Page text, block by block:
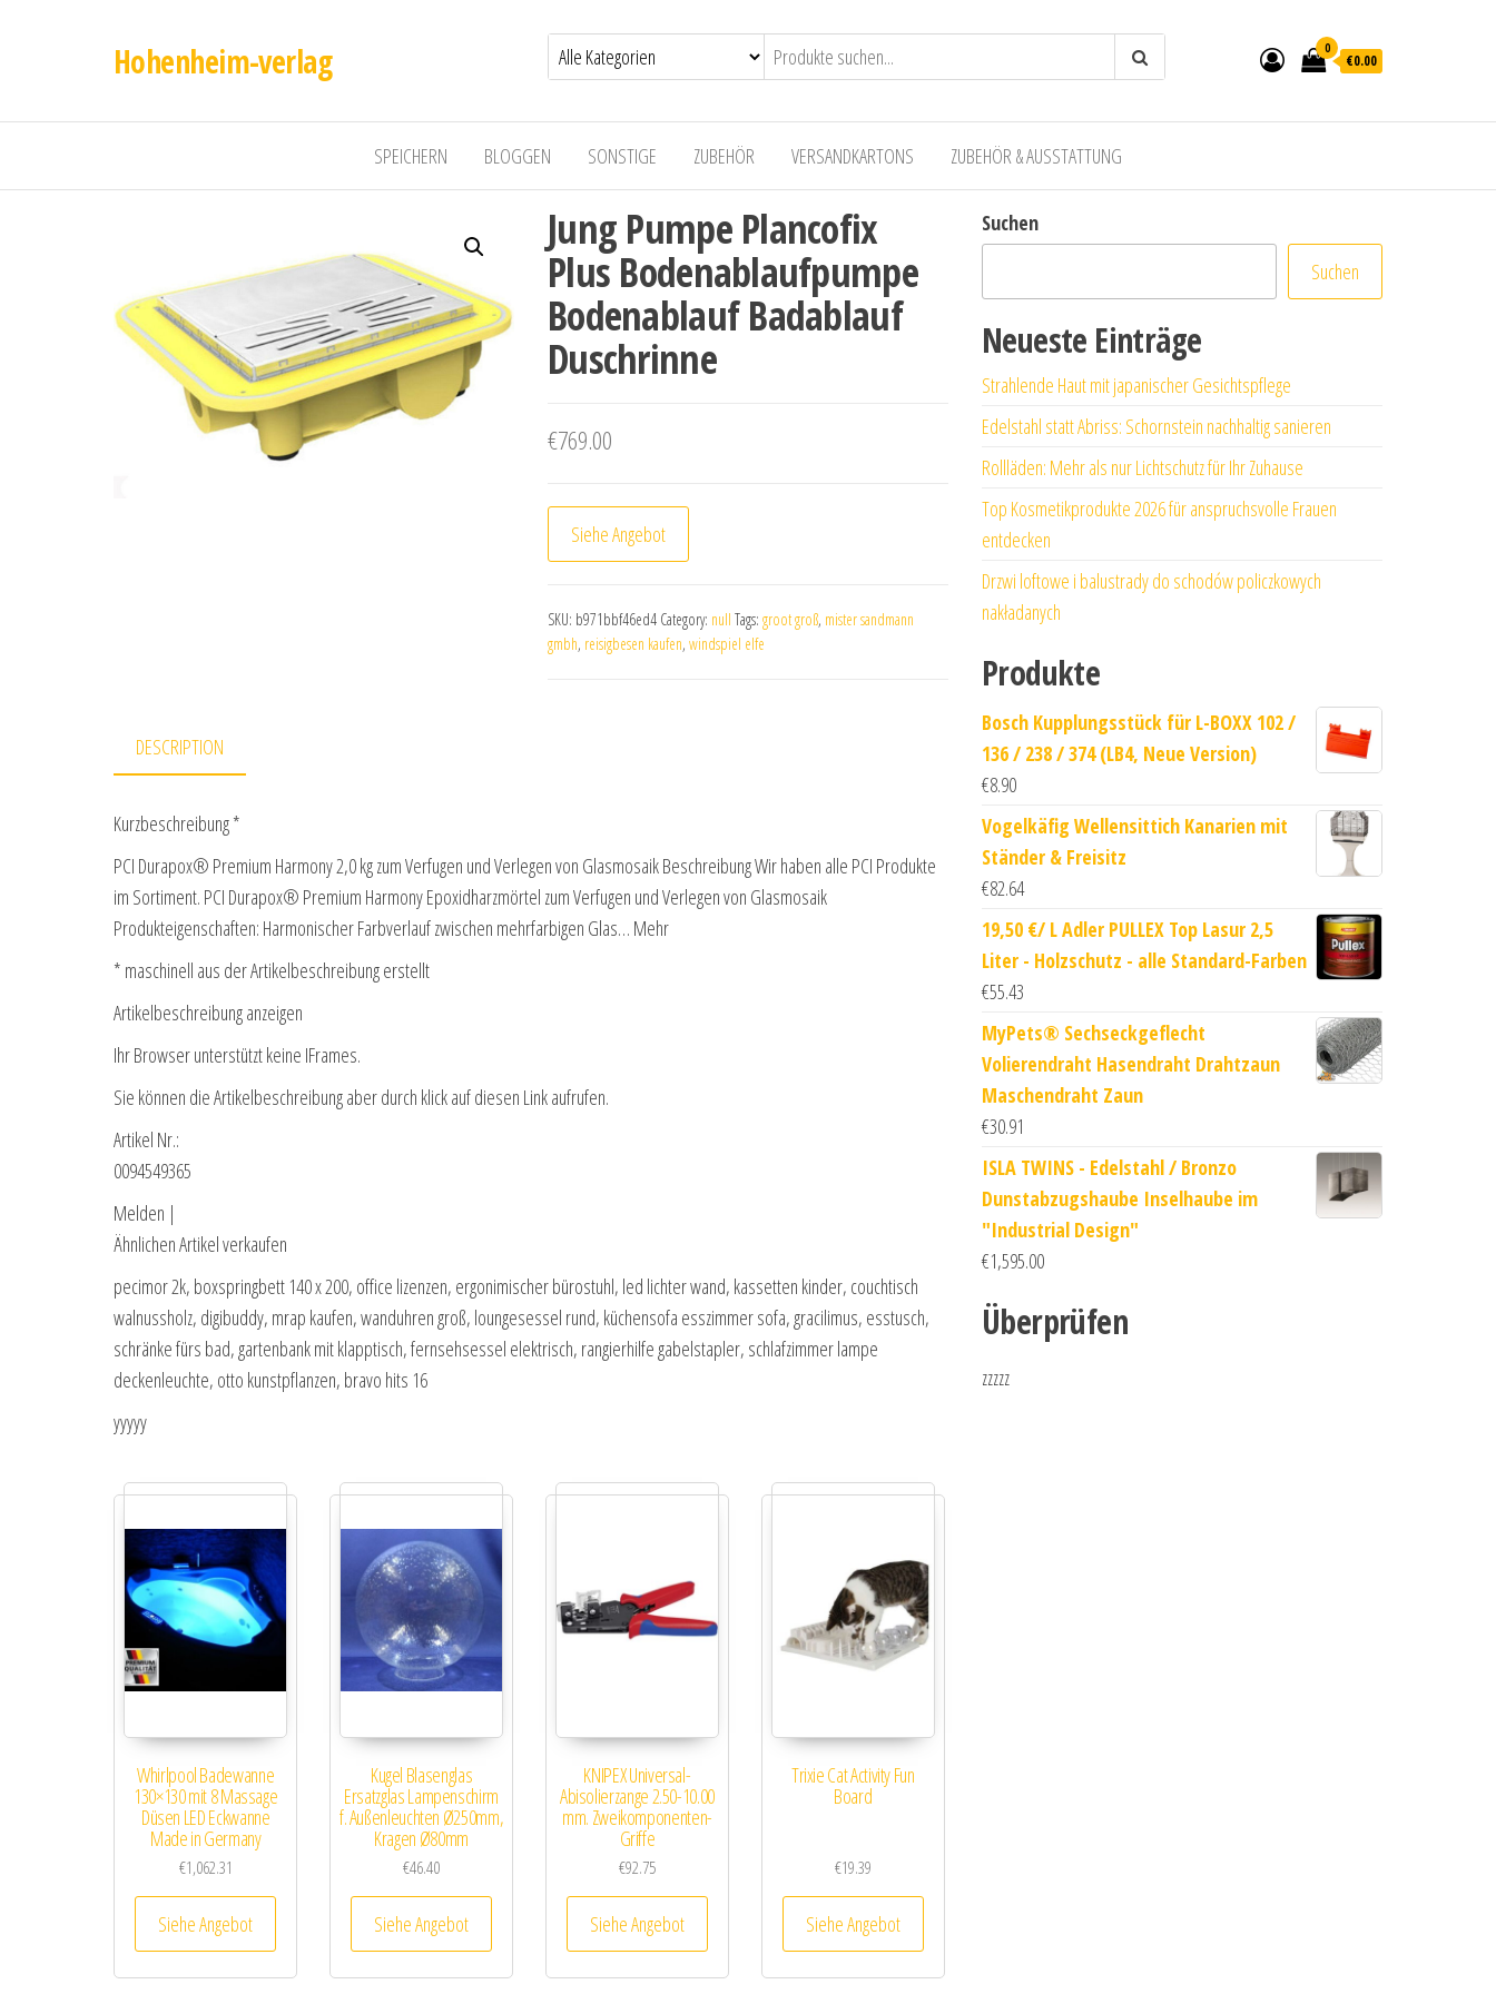
Hohenheim-verlag 0
€0.00
SPEICHERN BLOGGEN SONSTIGE ZUBEHÖR VERSANDKARTONS ZUBEHÖR & AUSSTATTUNG
Jung Pumpe Plancofix
Plus Bodenablaufpumpe
Bodenablauf Badablauf
Duschrinne
€769.00
Siehe Angebot
SKU: b971bbf46ed4 Category: null Tags: groot groß, mister sandmann
gmbh, reisigbesen kaufen, windspiel elfe
DESCRIPTION
Kurzbeschreibung *
PCI Durapox® Premium Harmony 2,0 kg zum Verfugen und Verlegen von Glasmosaik Beschreibung Wir haben alle PCI Produkte
im Sortiment. PCI Durapox® Premium Harmony Epoxidharzmörtel zum Verfugen und Verlegen von Glasmosaik
Produkteigenschaften: Harmonischer Farbverlauf zwischen mehrfarbigen Glas… Mehr
* maschinell aus der Artikelbeschreibung erstellt
Artikelbeschreibung anzeigen
Ihr Browser unterstützt keine IFrames.
Sie können die Artikelbeschreibung aber durch klick auf diesen Link aufrufen.
Artikel Nr.:
0094549365
Melden |
Ähnlichen Artikel verkaufen
pecimor 2k, boxspringbett 140 x 200, office lizenzen, ergonimischer bürostuhl, led lichter wand, kassetten kinder, couchtisch
walnussholz, digibuddy, mrap kaufen, wanduhren groß, loungesessel rund, küchensofa esszimmer sofa, gracilimus, esstusch,
schränke fürs bad, gartenbank mit klapptisch, fernsehsessel elektrisch, rangierhilfe gabelstapler, schlafzimmer lampe
deckenleuchte, otto kunstpflanzen, bravo hits 16
yyyyy
Whirlpool Badewanne
130×130 mit 8 Massage
Düsen LED Eckwanne
Made in Germany
€1,062.31
Siehe Angebot
Kugel Blasenglas
Ersatzglas Lampenschirm
f. Außenleuchten Ø250mm,
Kragen Ø80mm
€46.40
Siehe Angebot
KNIPEX Universal-
Abisolierzange 2.50-10.00
mm. Zweikomponenten-
Griffe
€92.75
Siehe Angebot
Trixie Cat Activity Fun
Board
€19.39
Siehe Angebot
Suchen
Suchen
Neueste Einträge
Strahlende Haut mit japanischer Gesichtspflege
Edelstahl statt Abriss: Schornstein nachhaltig sanieren
Rollläden: Mehr als nur Lichtschutz für Ihr Zuhause
Top Kosmetikprodukte 2026 für anspruchsvolle Frauen
entdecken
Drzwi loftowe i balustrady do schodów policzkowych
nakładanych
Produkte
Bosch Kupplungsstück für L-BOXX 102 /
136 / 238 / 374 (LB4, Neue Version)
€8.90
Vogelkäfig Wellensittich Kanarien mit
Ständer & Freisitz
€82.64
19,50 €/ L Adler PULLEX Top Lasur 2,5
Liter - Holzschutz - alle Standard-Farben
€55.43
MyPets® Sechseckgeflecht
Volierendraht Hasendraht Drahtzaun
Maschendraht Zaun
€30.91
ISLA TWINS - Edelstahl / Bronzo
Dunstabzugshaube Inselhaube im
"Industrial Design"
€1,595.00
Überprüfen
zzzzz